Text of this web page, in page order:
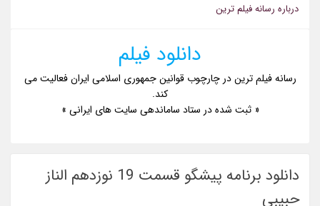
درباره رسانه فيلم ترين
دانلود فیلم
رسانه فیلم ترین در چارچوب قوانین جمهوری اسلامی ایران فعالیت می
کند.
« ثبت شده در ستاد ساماندهی سایت های ایرانی »
دانلود برنامه پیشگو قسمت 19 نوزدهم الناز
حبیبی